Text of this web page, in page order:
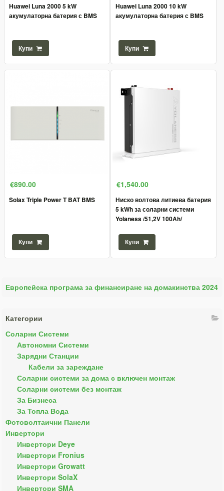
Huawei Luna 2000 5 kW
акумулаторна батерия с BMS
Купи
Huawei Luna 2000 10 kW
акумулаторна батерия с BMS
Купи
€890.00
Solax Triple Power T BAT BMS
Купи
€1,540.00
Ниско волтова литиева батерия
5 kWh за соларни системи
Yolaness /51,2V 100Ah/
Купи
Европейска програма за финансиране на домакинства 2024
Категории
Соларни Системи
Автономни Системи
Зарядни Станции
Кабели за зареждане
Соларни системи за дома с включен монтаж
Соларни системи без монтаж
За Бизнеса
За Топла Вода
Фотоволтаични Панели
Инвертори
Инвертори Deye
Инвертори Fronius
Инвертори Growatt
Инвертори SolaX
Инвертори SMA